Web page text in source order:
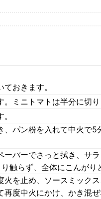
おきます。
ミニトマトは半分に切り
、パン粉を入れて中火で
ーパーでさっと拭き、サ
触らず、全体にこんがり
を止め、ソースミック
度中火にかけ、かき混ぜ